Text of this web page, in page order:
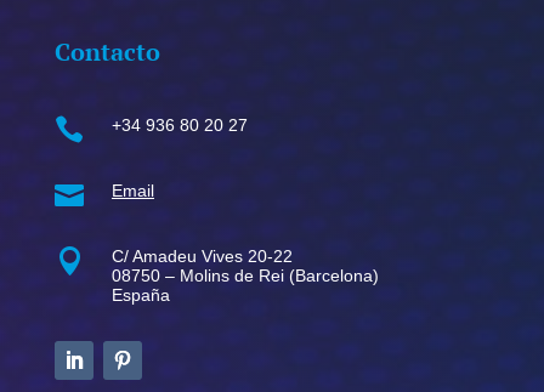
Contacto
 +34 936 80 20 27
 Email

C/ Amadeu Vives 20-22
08750 – Molins de Rei (Barcelona)
España